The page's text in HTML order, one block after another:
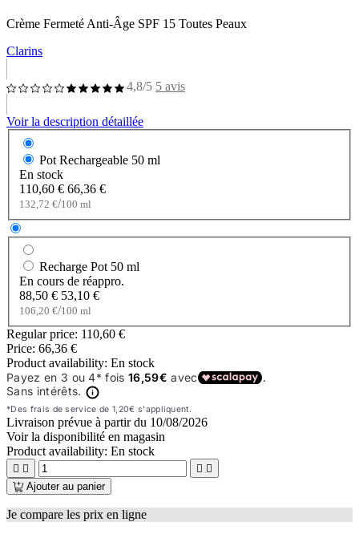
Crème Fermeté Anti-Âge SPF 15 Toutes Peaux
Clarins
4,8/5 5 avis
Voir la description détaillée
Pot Rechargeable 50 ml
En stock
110,60 € 66,36 €
132,72 €/100 ml
Recharge Pot 50 ml
En cours de réappro.
88,50 € 53,10 €
106,20 €/100 ml
Regular price: 110,60 €
Price: 66,36 €
Product availability: En stock
Livraison prévue à partir du 10/08/2026
Voir la disponibilité en magasin
Product availability: En stock
   
Ajouter au panier
Je compare les prix en ligne